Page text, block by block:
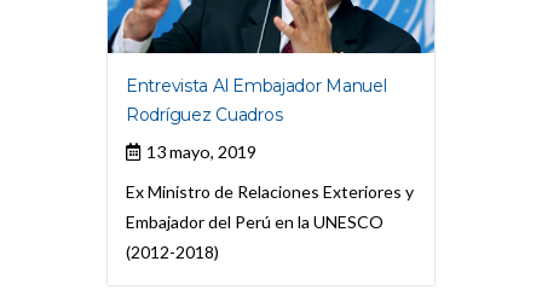
Entrevista Al Embajador Manuel
Rodríguez Cuadros
13 mayo, 2019
Ex Ministro de Relaciones Exteriores y
Embajador del Perú en la UNESCO
(2012-2018)